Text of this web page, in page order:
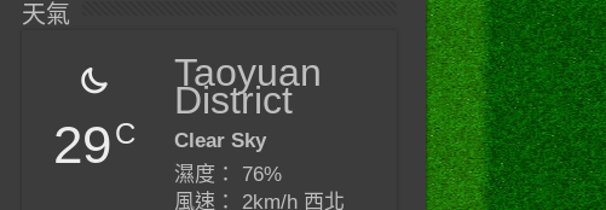
天氣
29C
Taoyuan
District
Clear Sky
濕度： 76%
風速： 2km/h 西北